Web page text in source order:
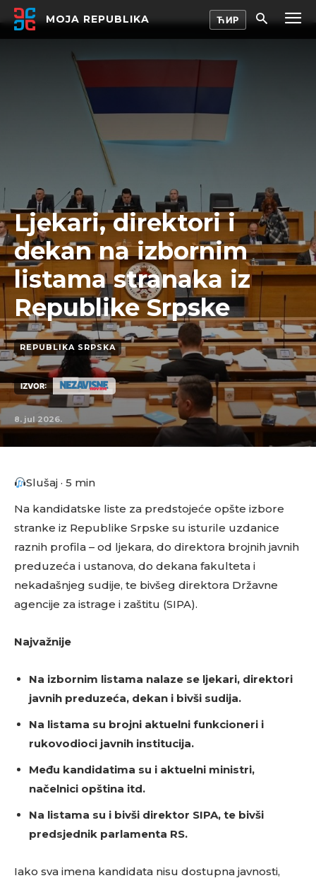
MOJA REPUBLIKA
Ljekari, direktori i
dekan na izbornim
listama stranaka iz
Republike Srpske
REPUBLIKA SRPSKA
IZVOR:
8. jul 2026.
Slušaj · 5 min
Na kandidatske liste za predstojeće opšte izbore
stranke iz Republike Srpske su isturile uzdanice
raznih profila – od ljekara, do direktora brojnih javnih
preduzeća i ustanova, do dekana fakulteta i
nekadašnjeg sudije, te bivšeg direktora Državne
agencije za istrage i zaštitu (SIPA).
Najvažnije
Na izbornim listama nalaze se ljekari, direktori
javnih preduzeća, dekan i bivši sudija.
Na listama su brojni aktuelni funkcioneri i
rukovodioci javnih institucija.
Među kandidatima su i aktuelni ministri,
načelnici opština itd.
Na listama su i bivši direktor SIPA, te bivši
predsjednik parlamenta RS.
Iako sva imena kandidata nisu dostupna javnosti,